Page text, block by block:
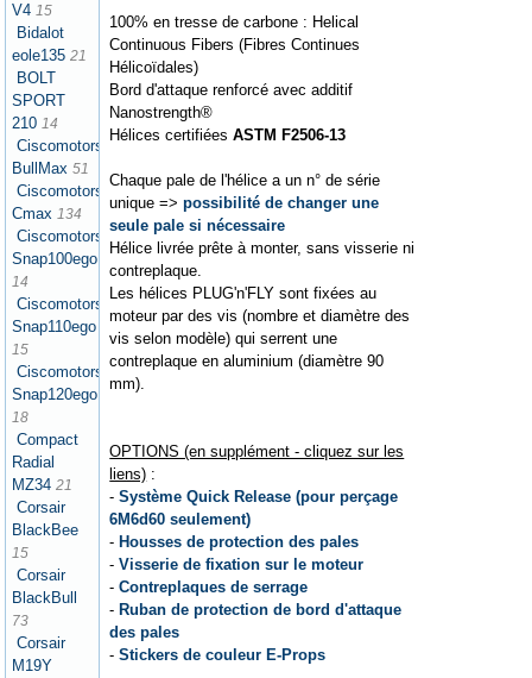
V4 15
Bidalot
eole135 21
BOLT
SPORT
210 14
Ciscomotors
BullMax 51
Ciscomotors
Cmax 134
Ciscomotors
Snap100ego
14
Ciscomotors
Snap110ego
15
Ciscomotors
Snap120ego
18
Compact
Radial
MZ34 21
Corsair
BlackBee
15
Corsair
BlackBull
73
Corsair
M19Y
100% en tresse de carbone : Helical
Continuous Fibers (Fibres Continues
Hélicoïdales)
Bord d'attaque renforcé avec additif
Nanostrength®
Hélices certifiéesASTM F2506-13
Chaque pale de l'hélice a un n° de série
unique =>possibilité de changer une
seule pale si nécessaire
Hélice livrée prête à monter, sans visserie ni
contreplaque.
Les hélices PLUG'n'FLY sont fixées au
moteur par des vis (nombre et diamètre des
vis selon modèle) qui serrent une
contreplaque en aluminium (diamètre 90
mm).
OPTIONS (en supplément - cliquez sur les
liens) :
-Système Quick Release (pour perçage
6M6d60 seulement)
- Housses de protection des pales
-Visserie de fixation sur le moteur
-Contreplaques de serrage
- Ruban de protection de bord d'attaque
des pales
-Stickers de couleur E-Props